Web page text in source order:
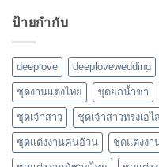
ป้ายกำกับ
deeplove deeplovewedding
ชุดงานแต่งไทย ชุดยกน้ำชา
ชุดเจ้าสาว ชุดเจ้าสาวทรงเอไ
ชุดแต่งงานคนอ้วน ชุดแต่งง